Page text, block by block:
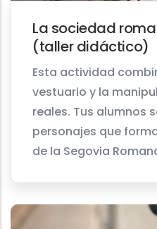
La sociedad
(taller didáctico)
Esta actividad
vestuario y la
reales. Tus alumnos
personajes que
de la Segovia